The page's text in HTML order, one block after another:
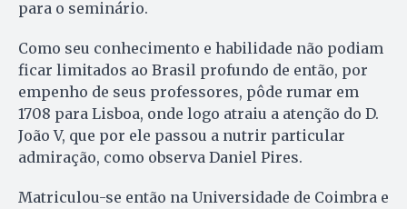
para o seminário.
Como seu conhecimento e habilidade não podiam
ficar limitados ao Brasil profundo de então, por
empenho de seus professores, pôde rumar em
1708 para Lisboa, onde logo atraiu a atenção do D.
João V, que por ele passou a nutrir particular
admiração, como observa Daniel Pires.
Matriculou-se então na Universidade de Coimbra e